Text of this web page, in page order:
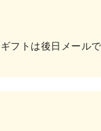
トは後日メール